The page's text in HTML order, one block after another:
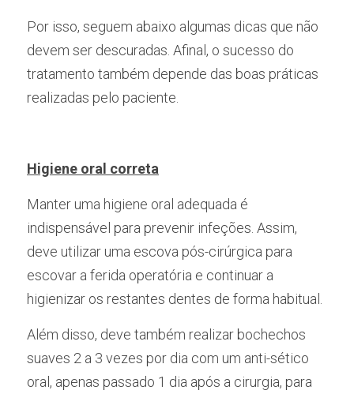
Por isso, seguem abaixo algumas dicas que não
devem ser descuradas. Afinal, o sucesso do
tratamento também depende das boas práticas
realizadas pelo paciente.
Higiene oral correta
Manter uma higiene oral adequada é
indispensável para prevenir infeções. Assim,
deve utilizar uma escova pós-cirúrgica para
escovar a ferida operatória e continuar a
higienizar os restantes dentes de forma habitual.
Além disso, deve também realizar bochechos
suaves 2 a 3 vezes por dia com um anti-sético
oral, apenas passado 1 dia após a cirurgia, para